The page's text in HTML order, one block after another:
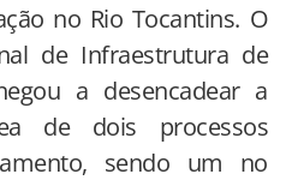
no Rio Tocantins. O
de Infraestrutura de
a desencadear a
de dois processos
sendo um no